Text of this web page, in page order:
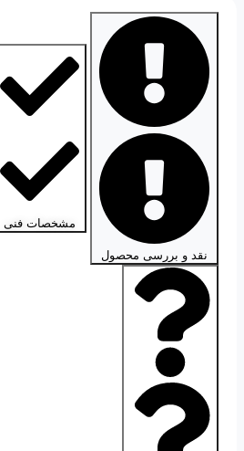
نقد و بررسی محصول
مشخصات فنی